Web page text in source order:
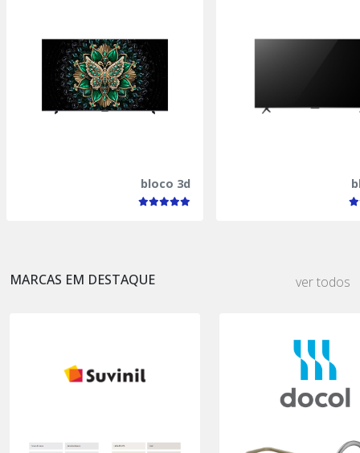
bloco 3d
MARCAS EM DESTAQUE ver todos